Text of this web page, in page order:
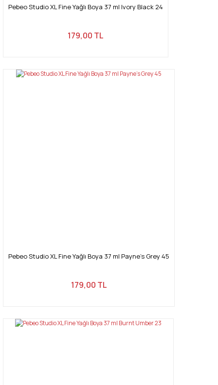
Pebeo Studio XL Fine Yağlı Boya 37 ml Ivory Black 24
179,00 TL
Pebeo Studio XL Fine Yağlı Boya 37 ml Payne's Grey 45
179,00 TL